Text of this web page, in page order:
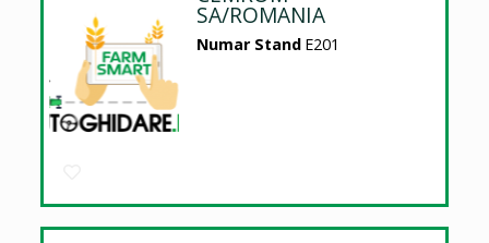
SA/ROMANIA
Numar Stand E201